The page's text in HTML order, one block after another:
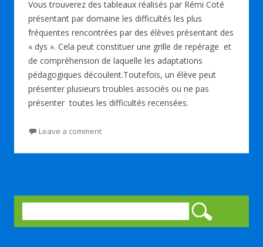
o
k
n p
p
Vous trouverez des tableaux réalisés par Rémi Coté
présentant par domaine les difficultés les plus
fréquentes rencontrées par des élèves présentant des
« dys ». Cela peut constituer une grille de repérage et
de compréhension de laquelle les adaptations
pédagogiques découlent.Toutefois, un élève peut
présenter plusieurs troubles associés ou ne pas
présenter toutes les difficultés recensées.
Leave a comment